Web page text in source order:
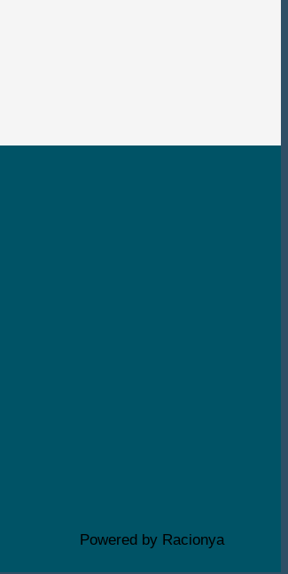
Powered by Racionya